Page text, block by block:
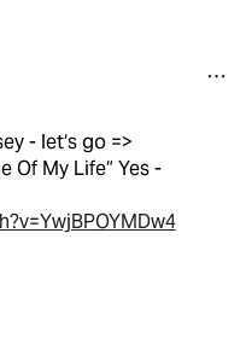
- let‘s go =>
Of My Life“ Yes -